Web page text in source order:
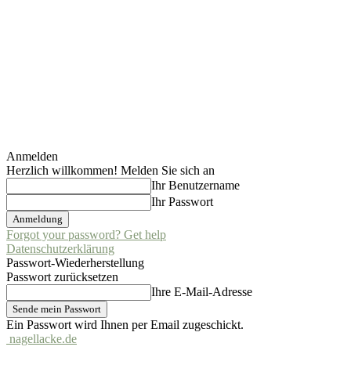
Anmelden
Herzlich willkommen! Melden Sie sich an
Ihr Benutzername
Ihr Passwort
Forgot your password? Get help
Datenschutzerklärung
Passwort-Wiederherstellung
Passwort zurücksetzen
Ihre E-Mail-Adresse
Ein Passwort wird Ihnen per Email zugeschickt.
nagellacke.de